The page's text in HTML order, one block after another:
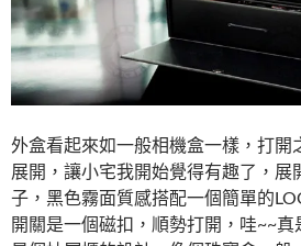
外盒看起來如一般相機盒一樣，打開
展開，讓小宅我開始覺得有趣了，展
子，黑色霧面質感搭配一個簡單的
開關是一個磁扣，順勢打開，哇~~真